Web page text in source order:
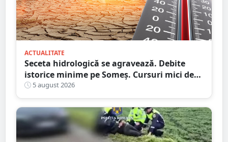
ACTUALITATE
Seceta hidrologică se agravează. Debite
istorice minime pe Someș. Cursuri mici de
ape au secat
5 august 2026